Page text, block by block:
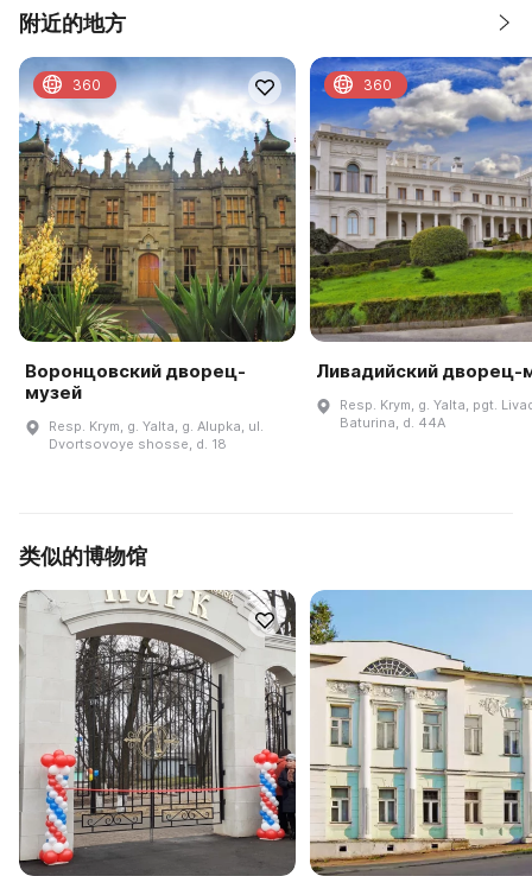
附近的地方
Воронцовский дворец-
музей
Resp. Krym, g. Yalta, g. Alupka, ul.
Dvortsovoye shosse, d. 18
360
Ливадийский дворец-
Resp. Krym, g. Yalta, pgt.
Baturina, d. 44A
360
类似的博物馆